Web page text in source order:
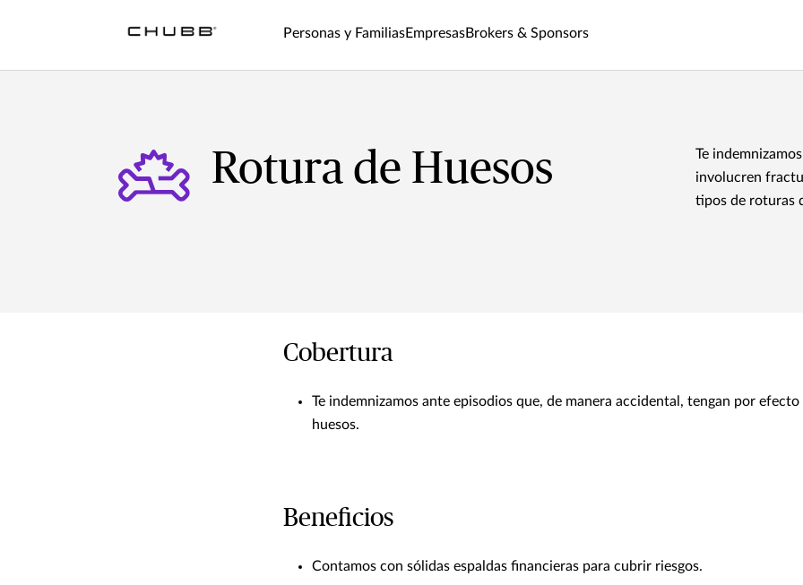
Personas y FamiliasEmpresasBrokers & Sponsors
Rotura de Huesos
Te
involucren
tipos de roturas
Cobertura
Te indemnizamos ante episodios que, de manera accidental, tengan por
huesos.
Beneficios
Contamos con sólidas espaldas financieras para cubrir riesgos.